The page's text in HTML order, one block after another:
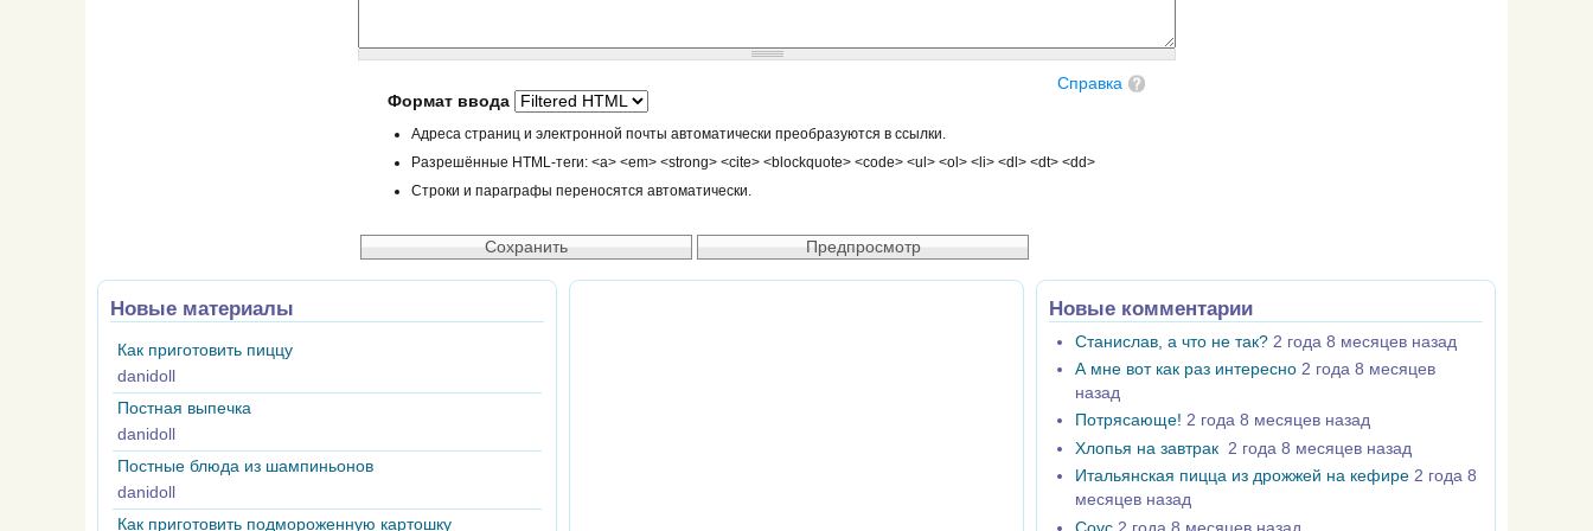
Справка
Формат ввода
Адреса страниц и электронной почты автоматически преобразуются в ссылки.
Разрешённые HTML-теги: <a> <em> <strong> <cite> <blockquote> <code> <ul> <ol> <li> <dl> <dt> <dd>
Строки и параграфы переносятся автоматически.
Новые материалы
Как приготовить пиццу
danidoll
Постная выпечка
danidoll
Постные блюда из шампиньонов
danidoll
Как приготовить подмороженную картошку
Новые комментарии
Станислав, а что не так? 2 года 8 месяцев назад
А мне вот как раз интересно 2 года 8 месяцев
назад
Потрясающе! 2 года 8 месяцев назад
Хлопья на завтрак 2 года 8 месяцев назад
Итальянская пицца из дрожжей на кефире 2 года 8
месяцев назад